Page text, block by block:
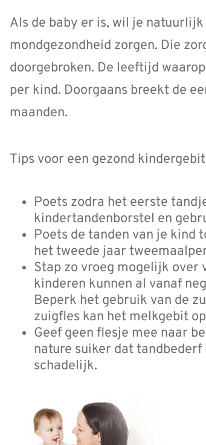
Als de baby er is, wil je
mondgezondheid zorgen. Die
doorgebroken. De leeftijd
per kind. Doorgaans breekt de
maanden.
Tips voor een gezond
Poets zodra het eerste
kindertandenborstel en
Poets de tanden van je kind
het tweede jaar
Stap zo vroeg mogelijk over
kinderen kunnen al vanaf
Beperk het gebruik van de
zuigfles kan het melkgebit
Geef geen flesje mee naar
nature suiker dat
schadelijk.